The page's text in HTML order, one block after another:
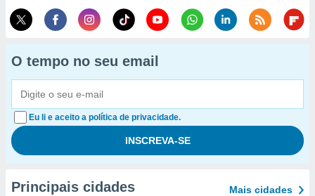
O tempo no seu email
Eu li e aceito a política de privacidade.
Principais cidades Mais cidades